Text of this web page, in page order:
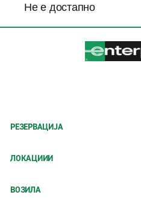
Не е достапно
РЕЗЕРВАЦИЈА
ЛОКАЦИИИ
ВОЗИЛА